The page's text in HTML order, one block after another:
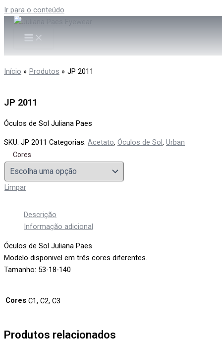
Ir para o conteúdo
Início Produtos JP 2011
JP 2011
Óculos de Sol Juliana Paes
SKU: JP 2011 Categorias: Acetato, Óculos de Sol , Urban
Cores
Limpar
Descrição
Informação adicional
Óculos de Sol Juliana Paes
Modelo disponi­vel em três cores diferentes.
Tamanho: 53-18-140
Cores C1, C2, C3
Produtos relacionados